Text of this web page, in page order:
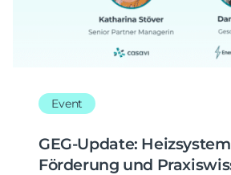
Event
GEG-Update:
Förderung und